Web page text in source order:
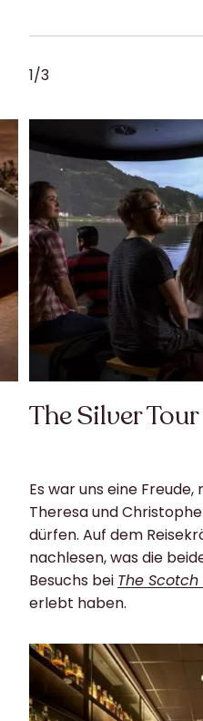
1/3
The Silver Tour
Es war uns eine
Theresa und
dürfen. Auf dem
nachlesen, was die
Besuchs bei The
erlebt haben.